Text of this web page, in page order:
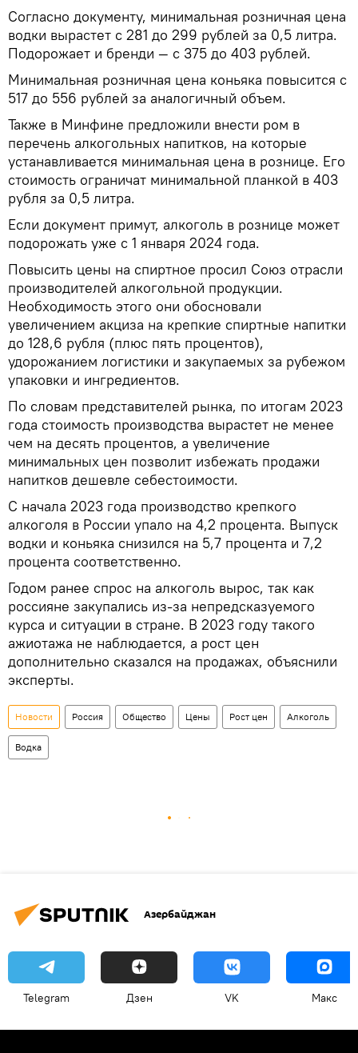
Согласно документу, минимальная розничная цена
водки вырастет с 281 до 299 рублей за 0,5 литра.
Подорожает и бренди — с 375 до 403 рублей.
Минимальная розничная цена коньяка повысится с
517 до 556 рублей за аналогичный объем.
Также в Минфине предложили внести ром в
перечень алкогольных напитков, на которые
устанавливается минимальная цена в рознице. Его
стоимость ограничат минимальной планкой в 403
рубля за 0,5 литра.
Если документ примут, алкоголь в рознице может
подорожать уже с 1 января 2024 года.
Повысить цены на спиртное просил Союз отрасли
производителей алкогольной продукции.
Необходимость этого они обосновали
увеличением акциза на крепкие спиртные напитки
до 128,6 рубля (плюс пять процентов),
удорожанием логистики и закупаемых за рубежом
упаковки и ингредиентов.
По словам представителей рынка, по итогам 2023
года стоимость производства вырастет не менее
чем на десять процентов, а увеличение
минимальных цен позволит избежать продажи
напитков дешевле себестоимости.
С начала 2023 года производство крепкого
алкоголя в России упало на 4,2 процента. Выпуск
водки и коньяка снизился на 5,7 процента и 7,2
процента соответственно.
Годом ранее спрос на алкоголь вырос, так как
россияне закупались из-за непредсказуемого
курса и ситуации в стране. В 2023 году такого
ажиотажа не наблюдается, а рост цен
дополнительно сказался на продажах, объяснили
эксперты.
Новости Россия Общество Цены Рост цен Алкоголь
Водка
Азербайджан
Telegram Дзен VK Макс